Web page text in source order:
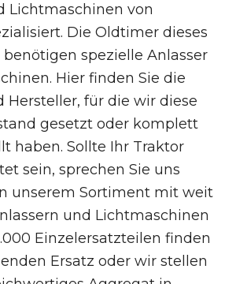
Lichtmaschinen von
Die Oldtimer dieses
spezielle Anlasser
Hier finden Sie die
Hersteller, für die wir diese
gesetzt oder komplett
haben. Sollte Ihr Traktor
sein, sprechen Sie uns
unserem Sortiment mit weit
und Lichtmaschinen
Einzelersatzteilen finden
Ersatz oder wir stellen